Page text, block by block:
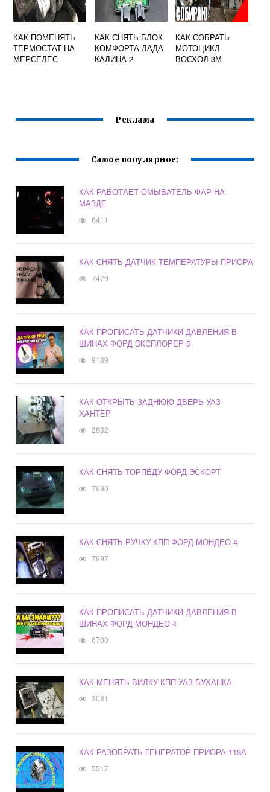
КАК ПОМЕНЯТЬ
ТЕРМОСТАТ НА
МЕРСЕДЕС
КАК СНЯТЬ БЛОК
КОМФОРТА ЛАДА
КАЛИНА 2
КАК СОБРАТЬ
МОТОЦИКЛ
ВОСХОД 3М
Реклама
Самое популярное:
КАК РАБОТАЕТ ОМЫВАТЕЛЬ ФАР НА
МАЗДЕ
6411
КАК СНЯТЬ ДАТЧИК ТЕМПЕРАТУРЫ ПРИОРА
7479
КАК ПРОПИСАТЬ ДАТЧИКИ ДАВЛЕНИЯ В
ШИНАХ ФОРД ЭКСПЛОРЕР 5
9189
КАК ОТКРЫТЬ ЗАДНЮЮ ДВЕРЬ УАЗ
ХАНТЕР
2832
КАК СНЯТЬ ТОРПЕДУ ФОРД ЭСКОРТ
7990
КАК СНЯТЬ РУЧКУ КПП ФОРД МОНДЕО 4
7997
КАК ПРОПИСАТЬ ДАТЧИКИ ДАВЛЕНИЯ В
ШИНАХ ФОРД МОНДЕО 4
6700
КАК МЕНЯТЬ ВИЛКУ КПП УАЗ БУХАНКА
3081
КАК РАЗОБРАТЬ ГЕНЕРАТОР ПРИОРА 115А
5517